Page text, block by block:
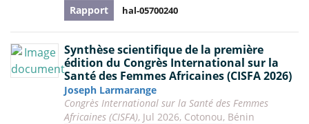
Rapport
hal-05700240
Synthèse scientifique de la première
édition du Congrès International sur la
Santé des Femmes Africaines (CISFA 2026)
Joseph Larmarange
Congrès International sur la Santé des Femmes
Africaines (CISFA), Jul 2026, Cotonou, Bénin